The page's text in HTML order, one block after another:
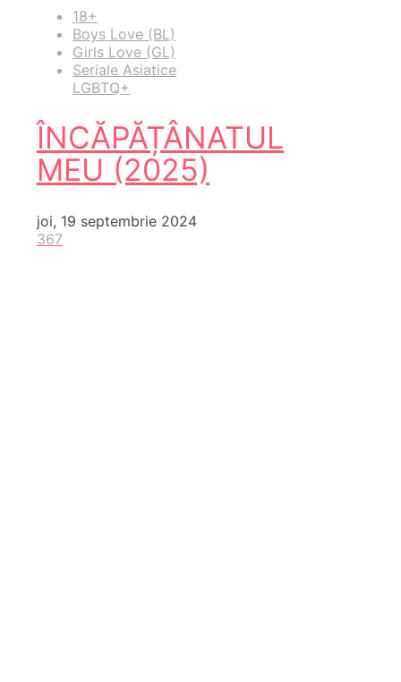
18+
Boys Love (BL)
Girls Love (GL)
Seriale Asiatice
LGBTQ+
ÎNCĂPĂȚÂNATUL
MEU (2025)
joi, 19 septembrie 2024
367